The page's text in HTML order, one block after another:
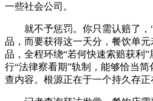
一些社会公司。
就不予惩罚。你只需认赔了，“
品，而要获得这一天分，餐饮单
品，全程环绕“若何快速索赔获利
行“法律察看期”轨制，能够恰当
查内容。根源正在于一个持久存正